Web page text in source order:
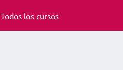
Todos los cursos